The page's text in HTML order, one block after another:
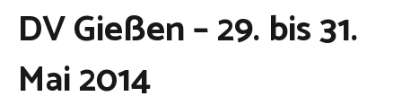
DV Gießen – 29. bis 31.
Mai 2014